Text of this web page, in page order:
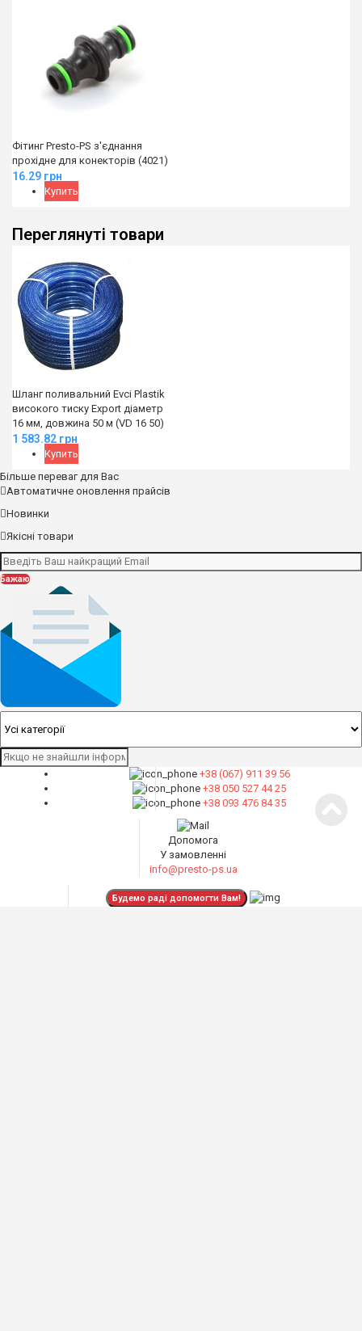
Фітинг Presto-PS з'єднання
прохідне для конекторів (4021)
16.29 грн
Купить
Переглянуті товари
Шланг поливальний Evci Plastik
високого тиску Export діаметр
16 мм, довжина 50 м (VD 16 50)
1 583.82 грн
Купить
Більше переваг для Вас
Автоматичне оновлення прайсів
Новинки
Якісні товари
Бажаю
+38 (067) 911 39 56
+38 050 527 44 25
+38 093 476 84 35
Допомога
У замовленні
info@presto-ps.ua